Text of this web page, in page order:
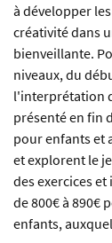
à développer
créativité dans
bienveillante.
niveaux, du
l'interprétation
présenté en fin
pour enfants et
et explorent le
des exercices
de 800€ à 890€
enfants,